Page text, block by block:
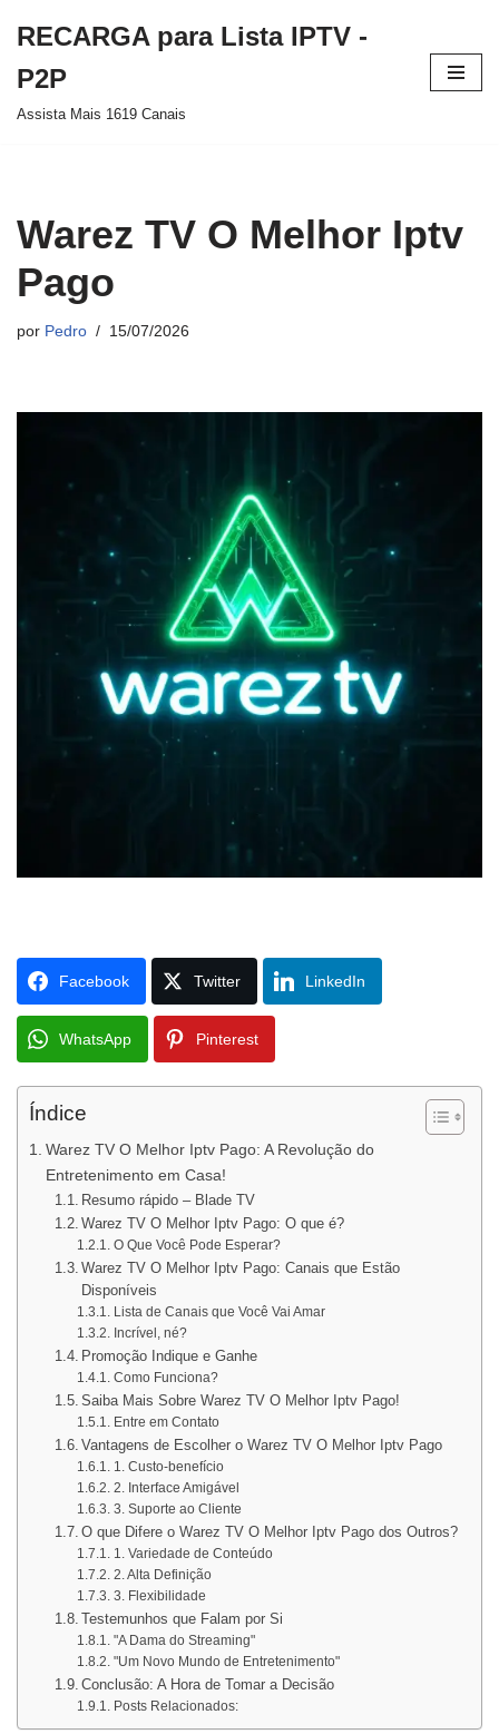
para
o
RECARGA para Lista IPTV -
P2P
Assista Mais 1619 Canais
Warez TV O Melhor Iptv
Pago
por Pedro 15/07/2026
Facebook Twitter LinkedIn
WhatsApp Pinterest
Índice
Warez TV O Melhor Iptv Pago: A Revolução do
Entretenimento em Casa!
Resumo rápido – Blade TV
Warez TV O Melhor Iptv Pago: O que é?
O Que Você Pode Esperar?
Warez TV O Melhor Iptv Pago: Canais que Estão
Disponíveis
Lista de Canais que Você Vai Amar
Incrível, né?
Promoção Indique e Ganhe
Como Funciona?
Saiba Mais Sobre Warez TV O Melhor Iptv Pago!
Entre em Contato
Vantagens de Escolher o Warez TV O Melhor Iptv Pago
1. Custo-benefício
2. Interface Amigável
3. Suporte ao Cliente
O que Difere o Warez TV O Melhor Iptv Pago dos Outros?
1. Variedade de Conteúdo
2. Alta Definição
3. Flexibilidade
Testemunhos que Falam por Si
"A Dama do Streaming"
"Um Novo Mundo de Entretenimento"
Conclusão: A Hora de Tomar a Decisão
Posts Relacionados: